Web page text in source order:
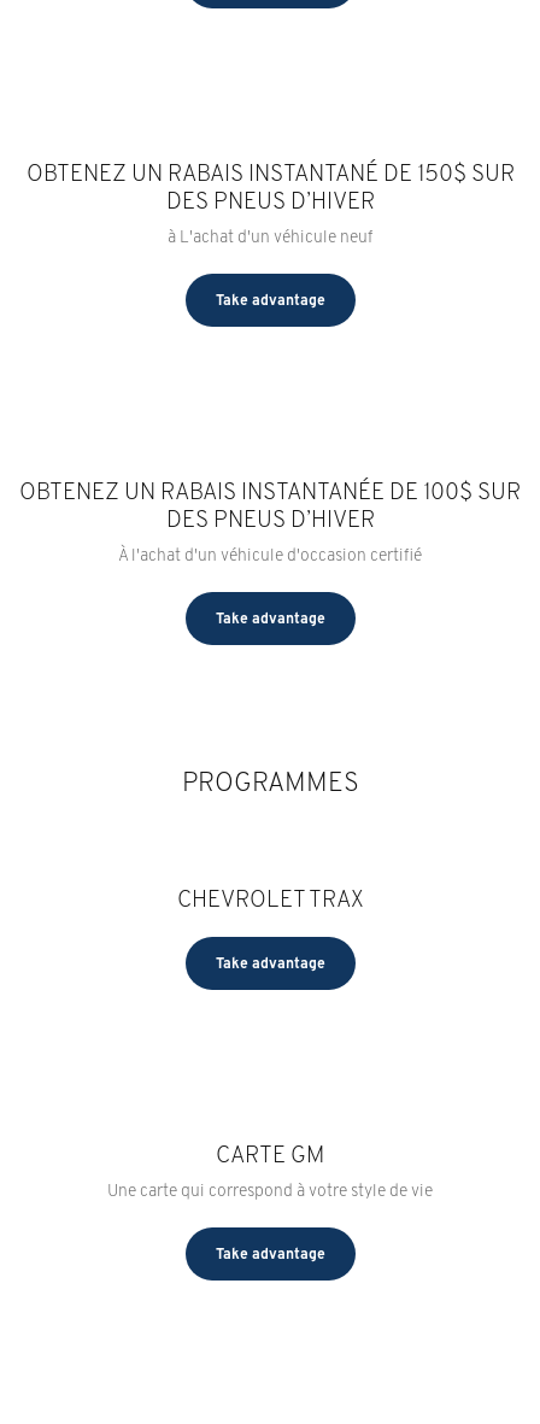
OBTENEZ UN RABAIS INSTANTANÉ DE 150$ SUR
DES PNEUS D’HIVER
à L'achat d'un véhicule neuf
Take advantage
OBTENEZ UN RABAIS INSTANTANÉE DE 100$ SUR
DES PNEUS D’HIVER
À l'achat d'un véhicule d'occasion certifié
Take advantage
PROGRAMMES
CHEVROLET TRAX
Take advantage
CARTE GM
Une carte qui correspond à votre style de vie
Take advantage